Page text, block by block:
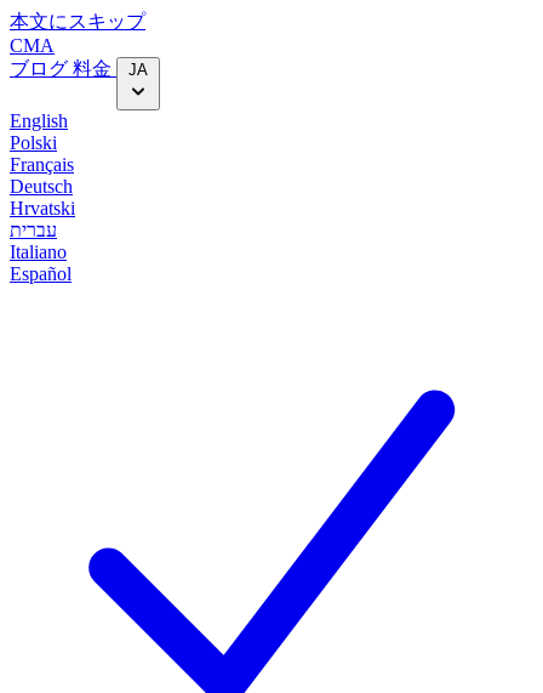
本文にスキップ
CMA
ブログ 料金 JA
English
Polski
Français
Deutsch
Hrvatski
עברית
Italiano
Español